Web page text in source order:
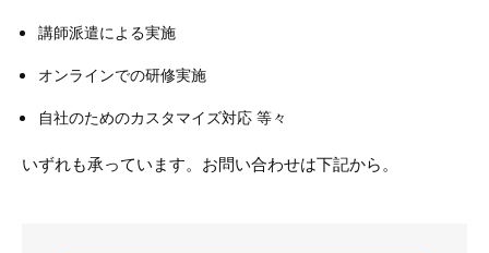
講師派遣による実施
オンラインでの研修実施
自社のためのカスタマイズ対応 等々
いずれも承っています。お問い合わせは下記から。